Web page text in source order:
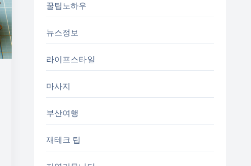
꿀팁노하우
뉴스정보
라이프스타일
마사지
부산여행
재테크 팁